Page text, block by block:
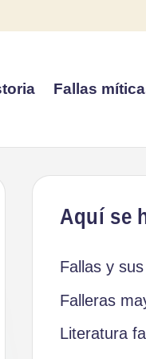
Fallas
Aquí se
Fallas y
Falleras
Literatura